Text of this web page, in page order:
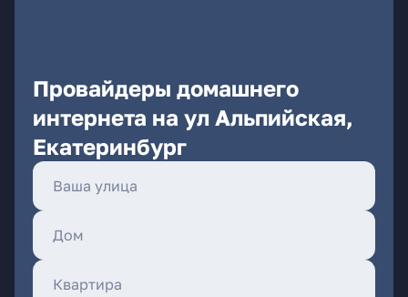
Провайдеры домашнего
интернета на ул Альпийская,
Екатеринбург